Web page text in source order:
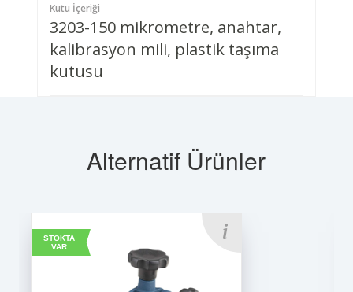
Kutu İçeriği
3203-150 mikrometre, anahtar,
kalibrasyon mili, plastik taşıma
kutusu
Alternatif Ürünler
STOKTA
VAR